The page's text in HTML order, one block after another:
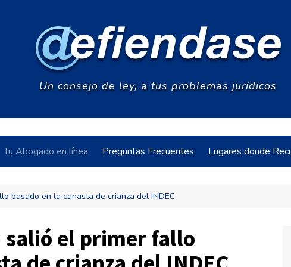
Un consejo de ley, a tus problemas jurídicos
Tu Abogado en línea Preguntas Frecuentes Lugares donde
basado en la canasta de crianza del INDEC
el primer fallo